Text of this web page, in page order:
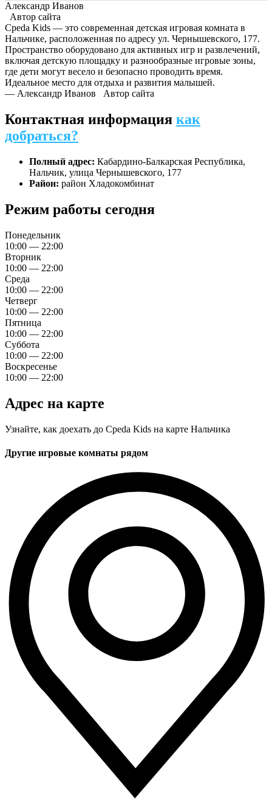
Александр Иванов
Автор сайта
Среda Kids — это современная детская игровая комната в
Нальчике, расположенная по адресу ул. Чернышевского, 177.
Пространство оборудовано для активных игр и развлечений,
включая детскую площадку и разнообразные игровые зоны,
где дети могут весело и безопасно проводить время.
Идеальное место для отдыха и развития малышей.
— Александр Иванов Автор сайта
Контактная информация как
добраться?
Полный адрес: Кабардино-Балкарская Республика,
Нальчик, улица Чернышевского, 177
Район: район Хладокомбинат
Режим работы сегодня
Понедельник
10:00 — 22:00
Вторник
10:00 — 22:00
Среда
10:00 — 22:00
Четверг
10:00 — 22:00
Пятница
10:00 — 22:00
Суббота
10:00 — 22:00
Воскресенье
10:00 — 22:00
Адрес на карте
Узнайте, как доехать до Среda Kids на карте Нальчика
Другие игровые комнаты рядом